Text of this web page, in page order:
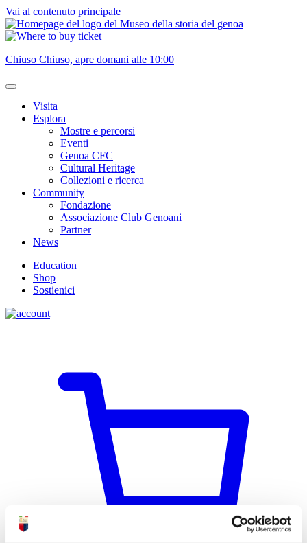
Vai al contenuto principale
Chiuso Chiuso, apre domani alle 10:00
Visita
Esplora
Mostre e percorsi
Eventi
Genoa CFC
Cultural Heritage
Collezioni e ricerca
Community
Fondazione
Associazione Club Genoani
Partner
News
Education
Shop
Sostienici